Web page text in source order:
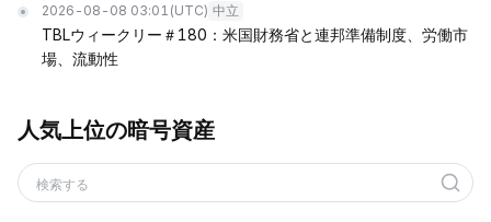
2026-08-08 03:01 (UTC) 中立
TBLウィークリー＃180：米国財務省と連邦準備制度、労働市
場、流動性
人気上位の暗号資産
検索する